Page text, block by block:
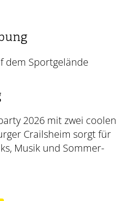
dem Sportgelände
2026 mit zwei coolen
Crailsheim sorgt für
Musik und Sommer-